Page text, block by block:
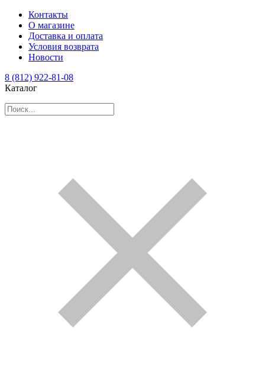
Контакты
О магазине
Доставка и оплата
Условия возврата
Новости
8 (812) 922-81-08
Каталог